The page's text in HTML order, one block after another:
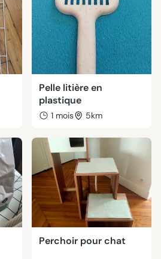
Pelle litière en
plastique
1 mois 5km
Perchoir pour chat